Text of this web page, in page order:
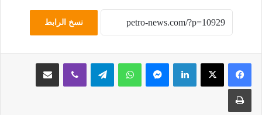
نسخ الرابط
لينكدإن ماسنجر واتساب تيلقرام ڤايبر مشاركة عبر البريد
طباعة